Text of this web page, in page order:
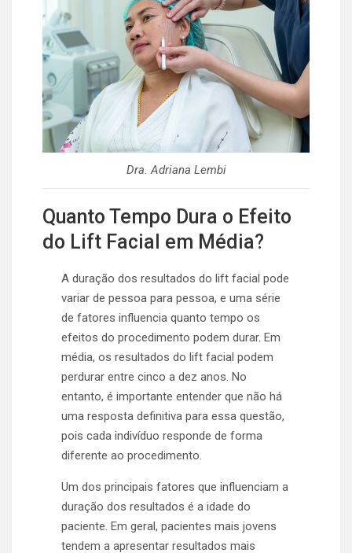
Dra. Adriana Lembi
Quanto Tempo Dura o Efeito
do Lift Facial em Média?
A duração dos resultados do lift facial pode
variar de pessoa para pessoa, e uma série
de fatores influencia quanto tempo os
efeitos do procedimento podem durar. Em
média, os resultados do lift facial podem
perdurar entre cinco a dez anos. No
entanto, é importante entender que não há
uma resposta definitiva para essa questão,
pois cada indivíduo responde de forma
diferente ao procedimento.
Um dos principais fatores que influenciam a
duração dos resultados é a idade do
paciente. Em geral, pacientes mais jovens
tendem a apresentar resultados mais